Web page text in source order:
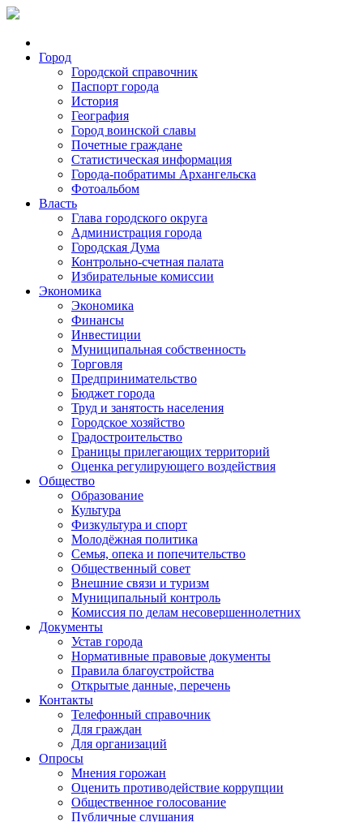
Город
Городской справочник
Паспорт города
История
География
Город воинской славы
Почетные граждане
Статистическая информация
Города-побратимы Архангельска
Фотоальбом
Власть
Глава городского округа
Администрация города
Городская Дума
Контрольно-счетная палата
Избирательные комиссии
Экономика
Экономика
Финансы
Инвестиции
Муниципальная собственность
Торговля
Предпринимательство
Бюджет города
Труд и занятость населения
Городское хозяйство
Градостроительство
Границы прилегающих территорий
Оценка регулирующего воздействия
Общество
Образование
Культура
Физкультура и спорт
Молодёжная политика
Семья, опека и попечительство
Общественный совет
Внешние связи и туризм
Муниципальный контроль
Комиссия по делам несовершеннолетних
Документы
Устав города
Нормативные правовые документы
Правила благоустройства
Открытые данные, перечень
Контакты
Телефонный справочник
Для граждан
Для организаций
Опросы
Мнения горожан
Оценить противодействие коррупции
Общественное голосование
Публичные слушания